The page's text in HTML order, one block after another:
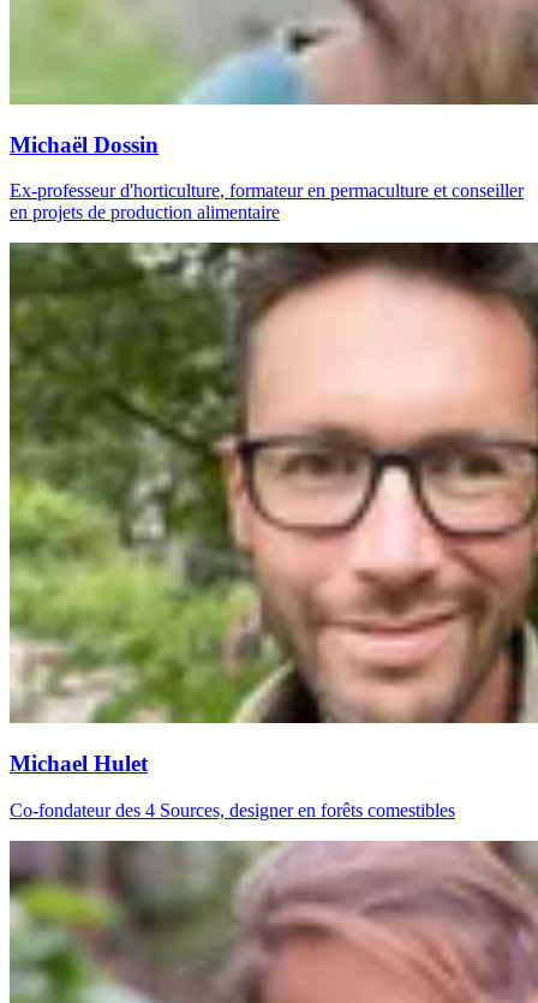
Michaël Dossin
Ex-professeur d'horticulture, formateur en permaculture et conseiller
en projets de production alimentaire
Michael Hulet
Co-fondateur des 4 Sources, designer en forêts comestibles